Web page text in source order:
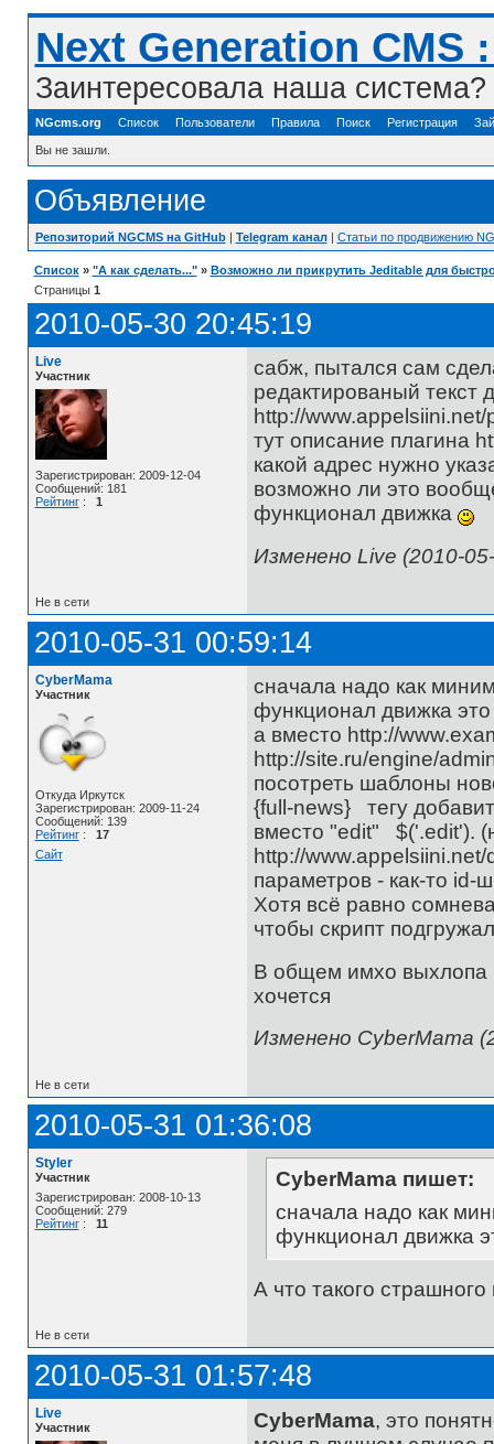
Next Generation
Заинтересовала наша
NGcms.org Список Пользователи Правила Поиск Регистрация
Вы не зашли.
Объявление
Репозиторий NGCMS на GitHub| Telegram канал| Статьи по продвижению
Список » "А как сделать..." » Возможно ли прикрутить Jeditable для
Страницы 1
2010-05-30 20:45:19
Live
Участник
Зарегистрирован: 2009-12-04
Сообщений: 181
Рейтинг: 1
сабж, пытался сам
редактированый текст
http://
тут описание плагина
какой адрес нужно
возможно ли это
функционал движка
Изменено Live (2010-
Не в сети
2010-05-31 00:59:14
CyberMama
Участник
Откуда Иркутск
Зарегистрирован: 2009-11-24
Сообщений: 139
Рейтинг: 17
Сайт
сначала надо как
функционал движка это
а вместо http://
http://site.ru/engine/
посотреть шаблоны
{full-news} тегу
вместо "edit" $('.edit').
http://
параметров - как-то id-
Хотя всё равно
чтобы скрипт
В общем имхо выхлопа
хочется
Изменено CyberMama
Не в сети
2010-05-31 01:36:08
Styler
Участник
Зарегистрирован: 2008-10-13
Сообщений: 279
Рейтинг: 11
CyberMama пишет:
сначала надо как
функционал движка
А что такого страшного
Не в сети
2010-05-31 01:57:48
Live
Участник CyberMama, это